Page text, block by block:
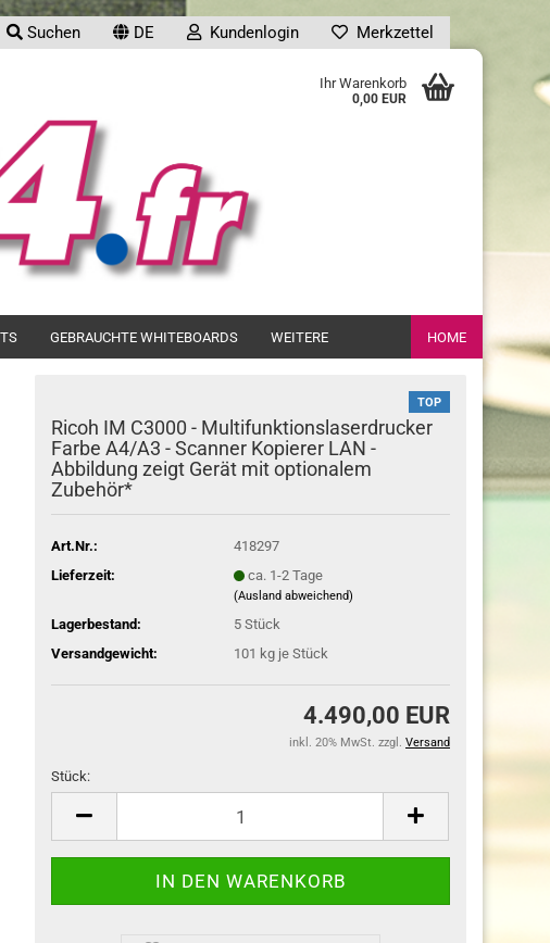
Suchen DE Kundenlogin
Mail
Passwort
erstellen
vergessen?
Merkzettel
Ihr Warenkorb
0,00 EUR
GEBRAUCHTE WHITEBOARDS HOME
WEITERE
TOP
Ricoh IM C3000 - Multifunktionslaserdrucker
Farbe A4/A3 - Scanner Kopierer LAN -
Abbildung zeigt Gerät mit optionalem
Zubehör*
Art.Nr.:
418297
Lieferzeit:
ca. 1-2 Tage
(Ausland abweichend)
Lagerbestand: 5Stück
Versandgewicht:
101 kg je Stück
4.490,00 EUR
inkl. 20% MwSt. zzgl. Versand
Stück:
Stück